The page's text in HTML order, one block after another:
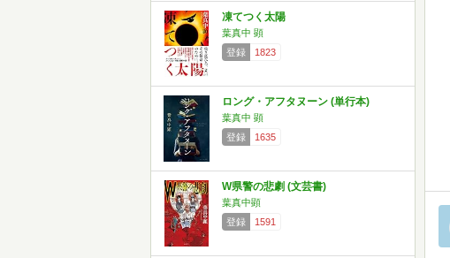
凍てつく太陽
葉真中 顕
登録
1823
ロング・アフタヌーン (単行本)
葉真中 顕
登録
1635
W県警の悲劇 (文芸書)
葉真中顕
登録
1591